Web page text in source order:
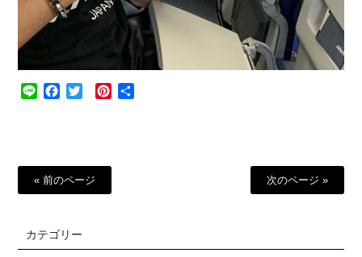
Line Facebook
Twitter Pinterest
« 前のページ 次のページ »
カテゴリー